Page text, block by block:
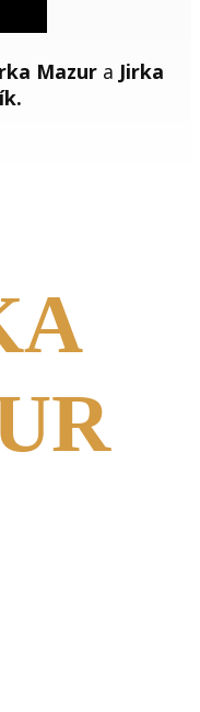
Mazur a Jirka